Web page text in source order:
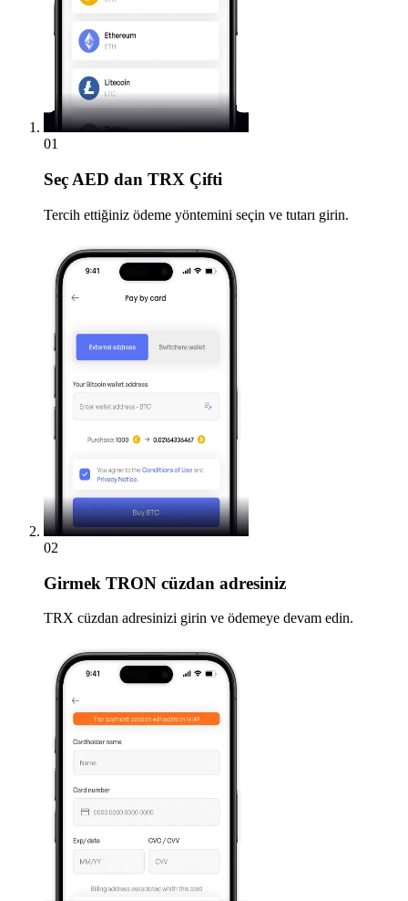
01
Seç AED dan TRX Çifti
Tercih ettiğiniz ödeme yöntemini seçin ve tutarı girin.
02
Girmek TRON cüzdan adresiniz
TRX cüzdan adresinizi girin ve ödemeye devam edin.